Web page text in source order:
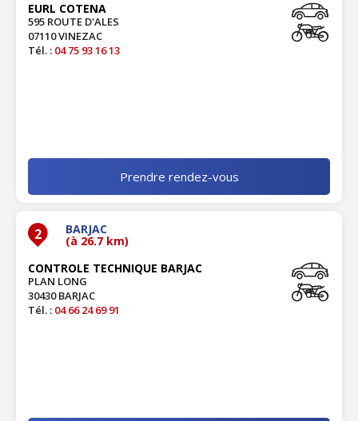
EURL COTENA
595 ROUTE D'ALES
07110 VINEZAC
Tél. : 04 75 93 16 13
Prendre rendez-vous
2 BARJAC
(à 26.7 km)
CONTROLE TECHNIQUE BARJAC
PLAN LONG
30430 BARJAC
Tél. : 04 66 24 69 91